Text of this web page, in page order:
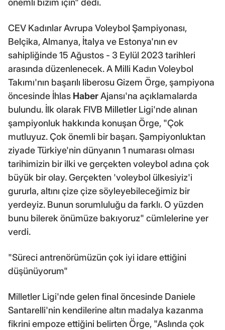
önemli bizim için" dedi.
CEV Kadınlar Avrupa Voleybol Şampiyonası,
Belçika, Almanya, İtalya ve Estonya'nın ev
sahipliğinde 15 Ağustos - 3 Eylül 2023 tarihleri
arasında düzenlenecek. A Milli Kadın Voleybol
Takımı'nın başarılı liberosu Gizem Örge, şampiyona
öncesinde İhlas HaberAjansı'na açıklamalarda
bulundu. İlk olarak FIVB Milletler Ligi'nde alınan
şampiyonluk hakkında konuşan Örge, "Çok
mutluyuz. Çok önemli bir başarı. Şampiyonluktan
ziyade Türkiye'nin dünyanın 1 numarası olması
tarihimizin bir ilki ve gerçekten voleybol adına çok
büyük bir olay. Gerçekten 'voleybol ülkesiyiz'i
gururla, altını çize çize söyleyebileceğimiz bir
yerdeyiz. Bunun sorumluluğu da farklı. O yüzden
bunu bilerek önümüze bakıyoruz" cümlelerine yer
verdi.
"Süreci antrenörümüzün çok iyi idare ettiğini
düşünüyorum"
Milletler Ligi'nde gelen final öncesinde Daniele
Santarelli'nin kendilerine altın madalya kazanma
fikrini empoze ettiğini belirten Örge, "Aslında çok